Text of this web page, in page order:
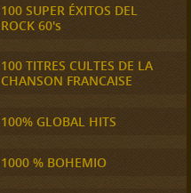
100 SUPER ÉXITOS DEL
ROCK 60's
100 TITRES CULTES DE LA
CHANSON FRANCAISE
100% GLOBAL HITS
1000 % BOHEMIO